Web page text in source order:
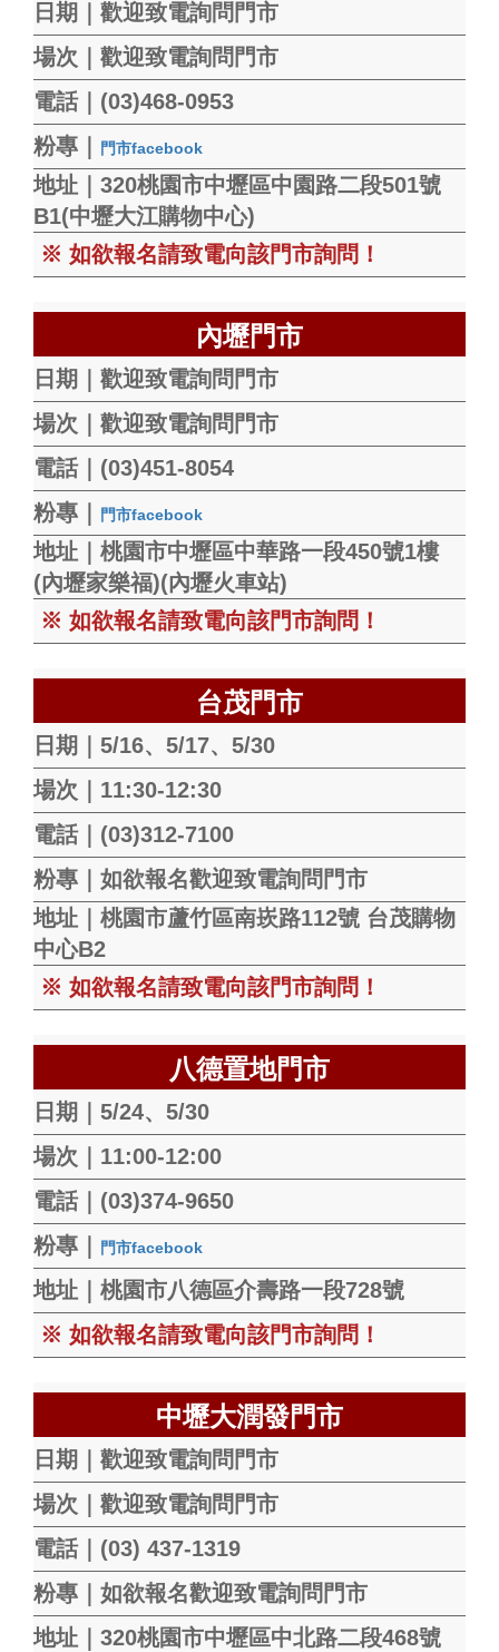
日期｜歡迎致電詢問門市
場次｜歡迎致電詢問門市
電話｜(03)468-0953
粉專｜
門市facebook
地址｜320桃園市中壢區中園路二段501號
B1(中壢大江購物中心)
※ 如欲報名請致電向該門市詢問！
內壢門市
日期｜歡迎致電詢問門市
場次｜歡迎致電詢問門市
電話｜(03)451-8054
粉專｜
門市facebook
地址｜桃園市中壢區中華路一段450號1樓
(內壢家樂福)(內壢火車站)
※ 如欲報名請致電向該門市詢問！
台茂門市
日期｜5/16、5/17、5/30
場次｜11:30-12:30
電話｜(03)312-7100
粉專｜如欲報名歡迎致電詢問門市
地址｜桃園市蘆竹區南崁路112號 台茂購物
中心B2
※ 如欲報名請致電向該門市詢問！
八德置地門市
日期｜5/24、5/30
場次｜11:00-12:00
電話｜(03)374-9650
粉專｜
門市facebook
地址｜桃園市八德區介壽路一段728號
※ 如欲報名請致電向該門市詢問！
中壢大潤發門市
日期｜歡迎致電詢問門市
場次｜歡迎致電詢問門市
電話｜(03) 437-1319
粉專｜如欲報名歡迎致電詢問門市
地址｜320桃園市中壢區中北路二段468號